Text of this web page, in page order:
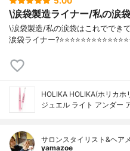
\涙袋製造ライナー/私の涙
\涙袋製造/私の涙袋はこれででき
涙袋ライナー
HOLIKA HOLIKA(ホリカホ
ジュエル ライト アンダー
サロンスタイリスト&ヘア
yamazoe